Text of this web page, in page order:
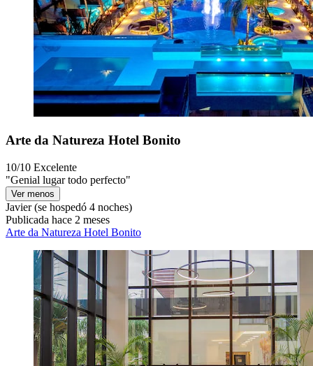
Arte da Natureza Hotel Bonito
10/10 Excelente
"Genial lugar todo perfecto"
Ver menos
Javier(se hospedó 4 noches)
Publicada hace 2 meses
Arte da Natureza Hotel Bonito